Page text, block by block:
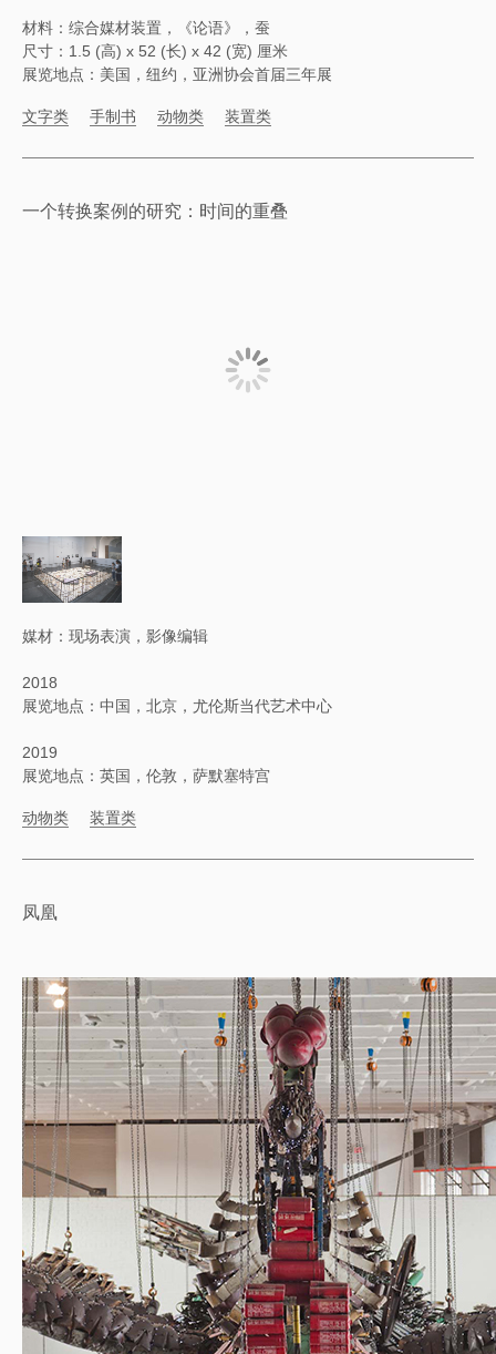
材料：综合媒材装置，《论语》，蚕
尺寸：1.5 (高) x 52 (长) x 42 (宽) 厘米
展览地点：美国，纽约，亚洲协会首届三年展
文字类 手制书 动物类 装置类
一个转换案例的研究：时间的重叠
媒材：现场表演，影像编辑
2018
展览地点：中国，北京，尤伦斯当代艺术中心
2019
展览地点：英国，伦敦，萨默塞特宫
动物类 装置类
凤凰